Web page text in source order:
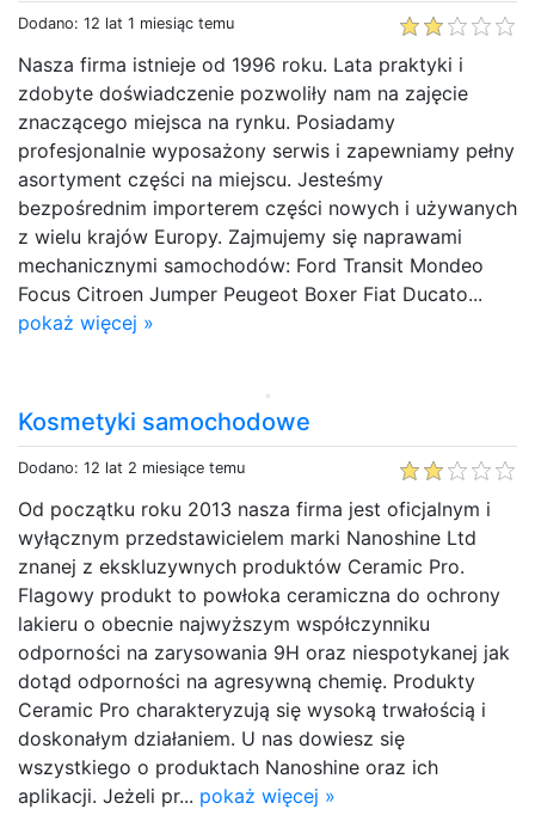
Dodano: 12 lat 1 miesiąc temu
Nasza firma istnieje od 1996 roku. Lata praktyki i
zdobyte doświadczenie pozwoliły nam na zajęcie
znaczącego miejsca na rynku. Posiadamy
profesjonalnie wyposażony serwis i zapewniamy pełny
asortyment części na miejscu. Jesteśmy
bezpośrednim importerem części nowych i używanych
z wielu krajów Europy. Zajmujemy się naprawami
mechanicznymi samochodów: Ford Transit Mondeo
Focus Citroen Jumper Peugeot Boxer Fiat Ducato...
pokaż więcej »
Kosmetyki samochodowe
Dodano: 12 lat 2 miesiące temu
Od początku roku 2013 nasza firma jest oficjalnym i
wyłącznym przedstawicielem marki Nanoshine Ltd
znanej z ekskluzywnych produktów Ceramic Pro.
Flagowy produkt to powłoka ceramiczna do ochrony
lakieru o obecnie najwyższym współczynniku
odporności na zarysowania 9H oraz niespotykanej jak
dotąd odporności na agresywną chemię. Produkty
Ceramic Pro charakteryzują się wysoką trwałością i
doskonałym działaniem. U nas dowiesz się
wszystkiego o produktach Nanoshine oraz ich
aplikacji. Jeżeli pr... pokaż więcej »